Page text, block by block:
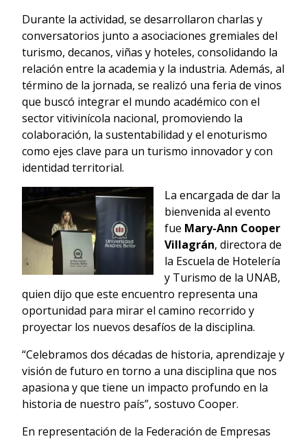
Durante la actividad, se desarrollaron charlas y
conversatorios junto a asociaciones gremiales del
turismo, decanos, viñas y hoteles, consolidando la
relación entre la academia y la industria. Además, al
término de la jornada, se realizó una feria de vinos
que buscó integrar el mundo académico con el
sector vitivinícola nacional, promoviendo la
colaboración, la sustentabilidad y el enoturismo
como ejes clave para un turismo innovador y con
identidad territorial.
La encargada de dar la
bienvenida al evento
fue Mary-Ann Cooper
Villagrán, directora de
la Escuela de Hotelería
y Turismo de la UNAB,
quien dijo que este encuentro representa una
oportunidad para mirar el camino recorrido y
proyectar los nuevos desafíos de la disciplina.
“Celebramos dos décadas de historia, aprendizaje y
visión de futuro en torno a una disciplina que nos
apasiona y que tiene un impacto profundo en la
historia de nuestro país”, sostuvo Cooper.
En representación de la Federación de Empresas